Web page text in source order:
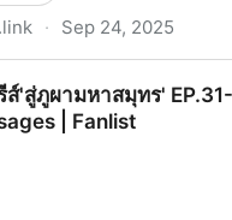
· Sep 24, 2025
ส์'สู่ภูผามหาสมุทร'
| Fanlist